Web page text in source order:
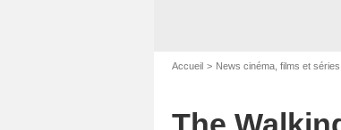
Accueil News cinéma, films et